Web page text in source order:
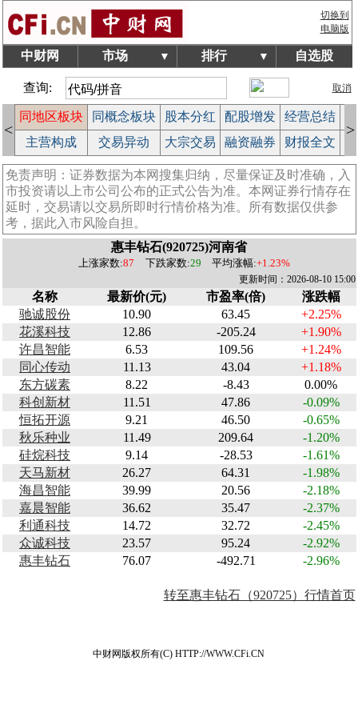
切换到
电脑版
中财网 市场 ▼ 排行 ▼ 自选股
查询: 取消
<
同地区板块 同概念板块 股本分红 配股增发 经营总结
主营构成 交易异动 大宗交易 融资融券 财报全文
>
免责声明：证券数据为本网搜集归纳，尽量保证及时准确，入
市投资请以上市公司公布的正式公告为准。本网证券行情存在
延时，交易请以交易所即时行情价格为准。所有数据仅供参
考，据此入市风险自担。
惠丰钻石(920725)河南省
上涨家数:87 下跌家数:29 平均涨幅:+1.23%
更新时间：2026-08-10 15:00
名称 最新价(元) 市盈率(倍)
涨跌幅
驰诚股份
10.90 63.45
+2.25%
花溪科技
12.86 -205.24
+1.90%
许昌智能
6.53 109.56
+1.24%
同心传动
11.13 43.04
+1.18%
东方碳素
8.22 -8.43
0.00%
科创新材
11.51 47.86
-0.09%
恒拓开源
9.21 46.50
-0.65%
秋乐种业
11.49 209.64
-1.20%
硅烷科技
9.14 -28.53
-1.61%
天马新材
26.27 64.31
-1.98%
海昌智能
39.99 20.56
-2.18%
嘉晨智能
36.62 35.47
-2.37%
利通科技
14.72 32.72
-2.45%
众诚科技
23.57 95.24
-2.92%
惠丰钻石
76.07 -492.71 -2.96%
转至惠丰钻石（920725）行情首页
中财网版权所有(C) HTTP://WWW.CFi.CN